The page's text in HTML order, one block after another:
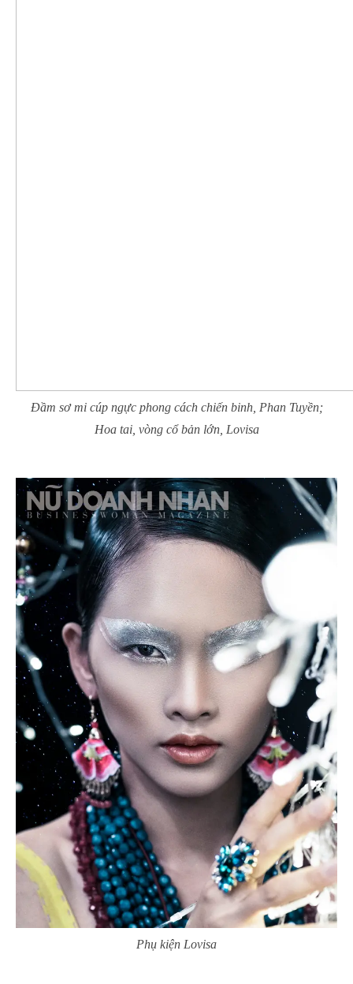
Đầm sơ mi cúp ngực phong cách chiến binh, Phan Tuyền;
Hoa tai, vòng cổ bản lớn, Lovisa
Phụ kiện Lovisa